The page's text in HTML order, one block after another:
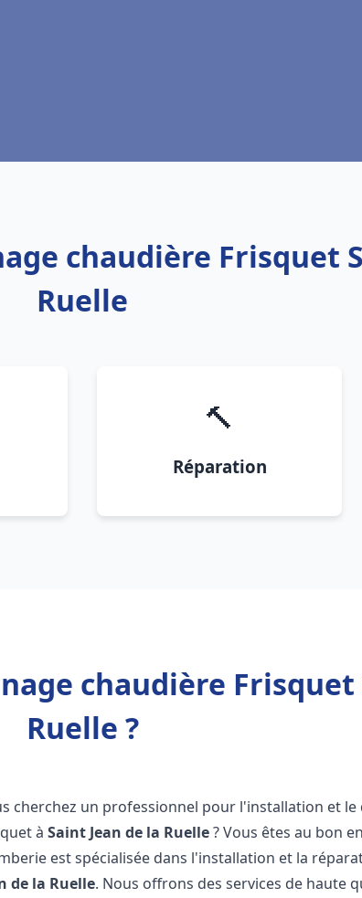
chaudière Frisquet
Ruelle
🔨
Réparation
chaudière Frisquet
Ruelle ?
cherchez un professionnel pour l'installation et
àSaint Jean de la Ruelle? Vous êtes au bon
est spécialisée dans l'installation et la
de la Ruelle. Nous offrons des services de haute